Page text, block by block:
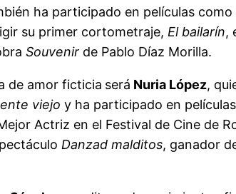
ha participado en películas como
su primer cortometraje, El bailarín,
Souvenir de Pablo Díaz Morilla.
de amor ficticia será Nuria López,
viejo y ha participado en
Actriz en el Festival de Cine de
Danzad malditos, ganador